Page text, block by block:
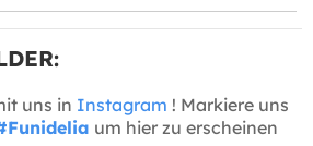
uns in Instagram ! Markiere uns
um hier zu erscheinen